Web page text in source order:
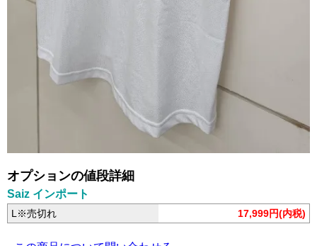
オプションの値段詳細
Saiz インポート
L※売切れ 17,999円(内税)